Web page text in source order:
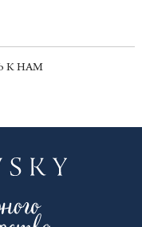
К НАМ